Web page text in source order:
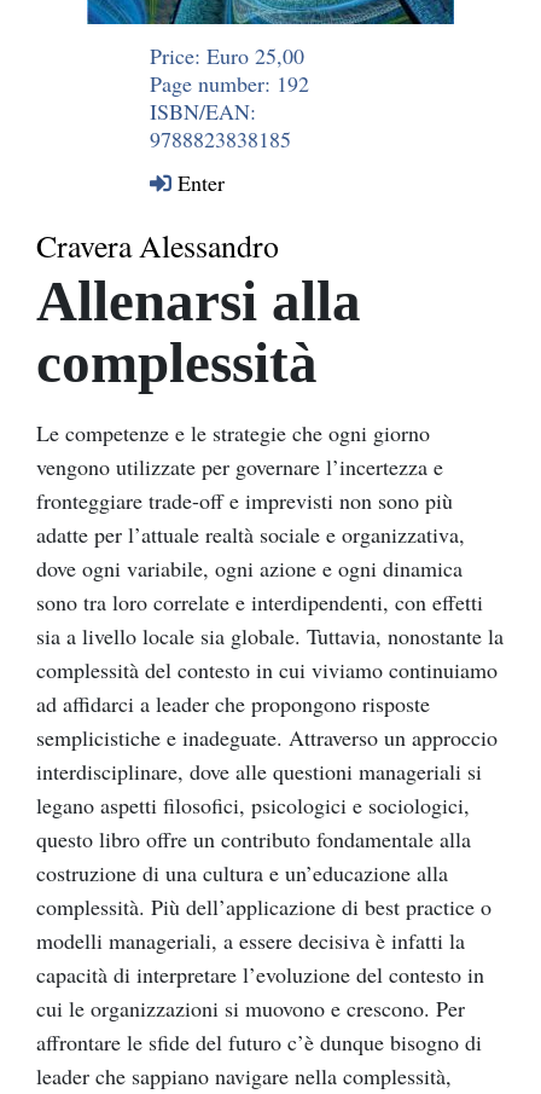
Cravera Alessandro
Allenarsi alla
complessità
Le competenze e le strategie che ogni giorno
vengono utilizzate per governare l’incertezza e
fronteggiare trade-off e imprevisti non sono più
adatte per l’attuale realtà sociale e organizzativa,
dove ogni variabile, ogni azione e ogni dinamica
sono tra loro correlate e interdipendenti, con effetti
sia a livello locale sia globale. Tuttavia, nonostante la
complessità del contesto in cui viviamo continuiamo
ad affidarci a leader che propongono risposte
semplicistiche e inadeguate. Attraverso un approccio
interdisciplinare, dove alle questioni manageriali si
legano aspetti filosofici, psicologici e sociologici,
questo libro offre un contributo fondamentale alla
costruzione di una cultura e un’educazione alla
complessità. Più dell’applicazione di best practice o
modelli manageriali, a essere decisiva è infatti la
capacità di interpretare l’evoluzione del contesto in
cui le organizzazioni si muovono e crescono. Per
affrontare le sfide del futuro c’è dunque bisogno di
leader che sappiano navigare nella complessità,
Price: Euro 25,00
Page number: 192
ISBN/EAN:
9788823838185
Enter